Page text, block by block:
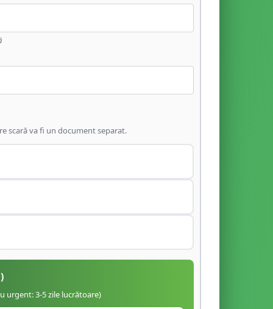
scară va fi un document separat.
urgent: 3-5 zile lucrătoare)